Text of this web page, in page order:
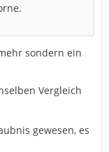
sondern ein
Vergleich
gewesen, es